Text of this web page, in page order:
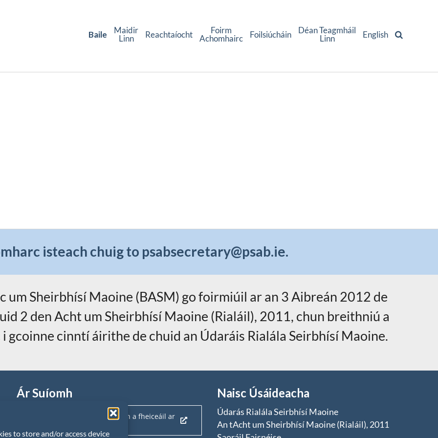
to store and/or access device
Baile
Maidir
Linn
Reachtaíocht
Foirm
Achomhairc
Foilsiúcháin
Déan Teagmháil
Linn
English
isteach chuig to psabsecretary@psab.ie.
um Sheirbhísí Maoine (BASM) go foirmiúil ar an 3 Aibreán 2012 de
2 den Acht um Sheirbhísí Maoine (Rialáil), 2011, chun breithniú a
gcoinne cinntí áirithe de chuid an Údaráis Rialála Seirbhísí Maoine.
Ár Suíomh
Cliceáil anseo chun ár suíomh a fheiceáil ar
Naisc Úsáideacha
Údarás Rialála Seirbhísí Maoine
An tAcht um Sheirbhísí Maoine (Rialáil), 2011